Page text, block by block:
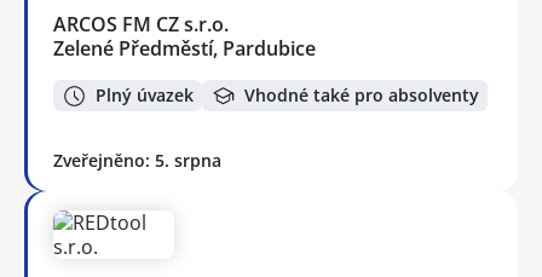
ARCOS FM CZ s.r.o.
Zelené Předměstí, Pardubice
Plný úvazek Vhodné také pro absolventy
Zveřejněno: 5. srpna